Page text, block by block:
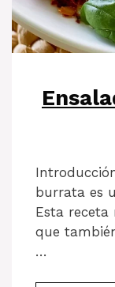
burrata es
Esta receta
que
…